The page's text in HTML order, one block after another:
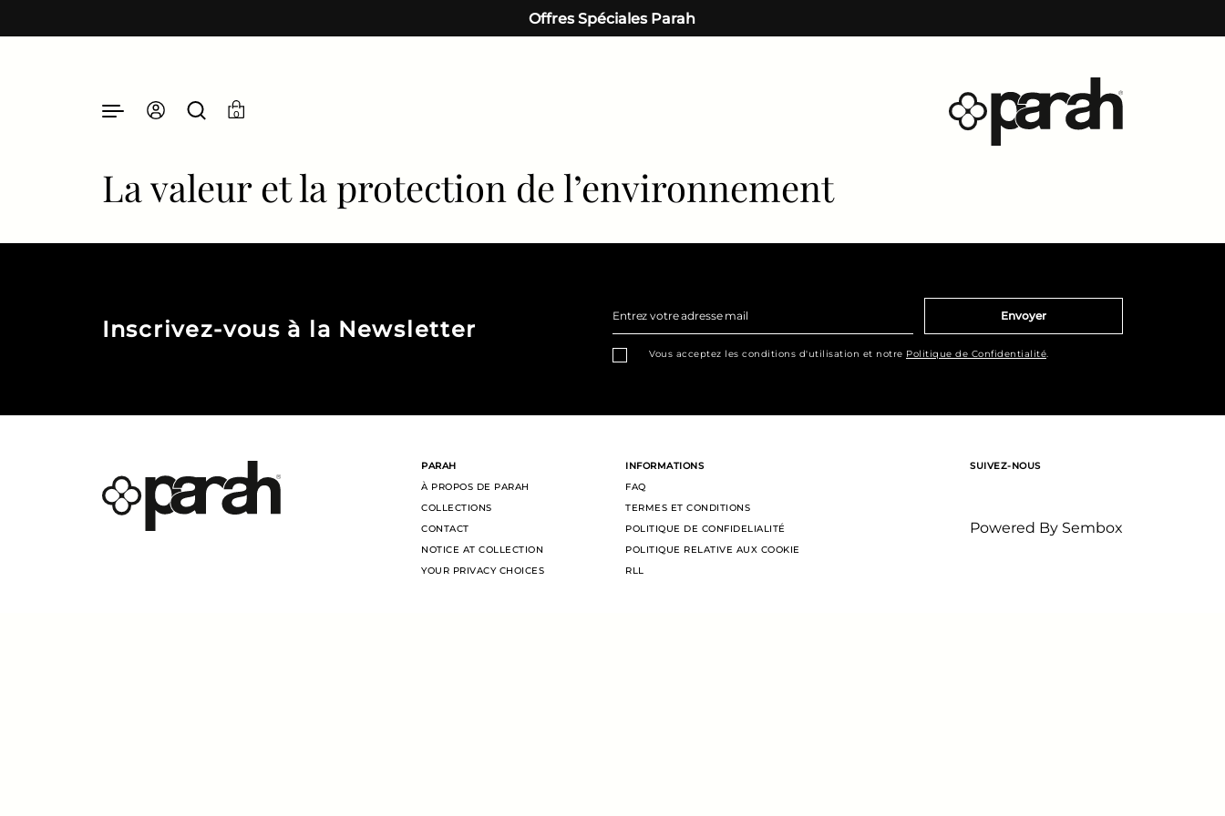
Offres Spéciales Parah
0
La valeur et la protection de l’environnement
Inscrivez-vous à la Newsletter
Entrez votre adresse mail Envoyer
Vous acceptez les conditions d'utilisation et notre Politique de Confidentialité.
PARAH
À PROPOS DE PARAH
COLLECTIONS
CONTACT
NOTICE AT COLLECTION
YOUR PRIVACY CHOICES
INFORMATIONS
FAQ
TERMES ET CONDITIONS
POLITIQUE DE CONFIDELIALITÉ
POLITIQUE RELATIVE AUX COOKIE
RLL
SUIVEZ-NOUS
Powered By Sembox